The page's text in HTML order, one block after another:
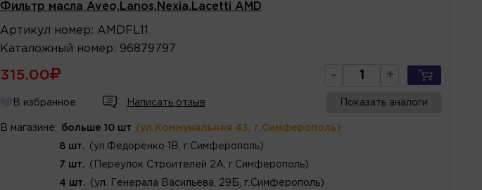
Фильтр масла Aveo,Lanos,Nexia,Lacetti AMD
Артикул номер : AMDFL11
Каталожный номер : 96879797
315.00 - +
В избранное Написать отзыв Показать аналоги
В магазине: больше 10 шт (ул.Коммунальная 43, г.Симферополь)
8 шт. (ул.Федоренко 1В, г.Симферополь)
7 шт. (Переулок Строителей 2А, г.Симферополь)
4 шт. (ул. Генерала Васильева, 29Б, г.Симферополь)